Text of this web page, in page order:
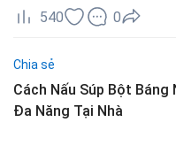
540 0
Chia sẻ
Cách Nấu Súp Bột Báng
Đa Năng Tại Nhà